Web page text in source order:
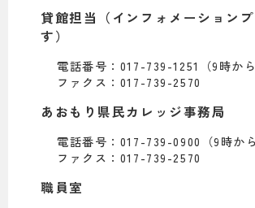
貸館担当（インフォメーション
す）
電話番号：017-739-1251（9時から
ファクス：017-739-2570
あおもり県民カレッジ事務局
電話番号：017-739-0900（9時か
ファクス：017-739-2570
職員室